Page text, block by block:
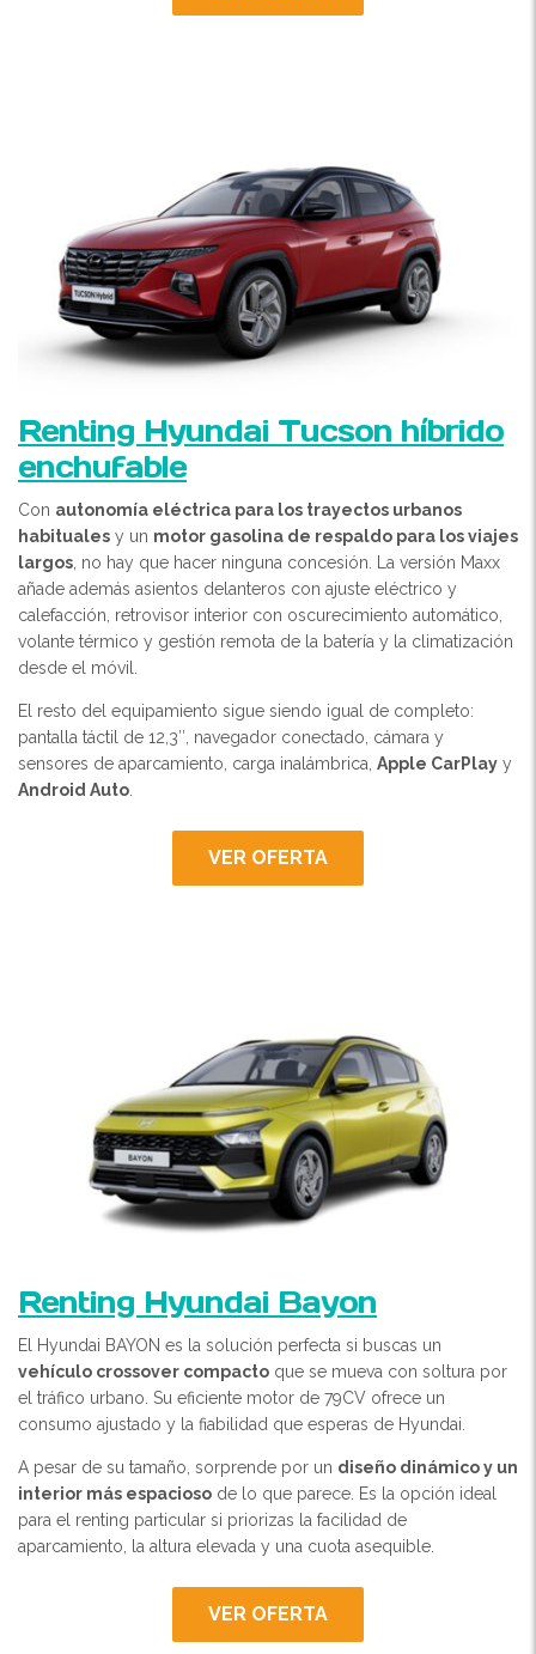
Renting Hyundai Tucson híbrido
enchufable
Con autonomía eléctrica para los trayectos urbanos
habituales y un motor gasolina de respaldo para los viajes
largos, no hay que hacer ninguna concesión. La versión Maxx
añade además asientos delanteros con ajuste eléctrico y
calefacción, retrovisor interior con oscurecimiento automático,
volante térmico y gestión remota de la batería y la climatización
desde el móvil.
El resto del equipamiento sigue siendo igual de completo:
pantalla táctil de 12,3″, navegador conectado, cámara y
sensores de aparcamiento, carga inalámbrica, Apple CarPlay y
Android Auto.
VER OFERTA
Renting Hyundai Bayon
El Hyundai BAYON es la solución perfecta si buscas un
vehículo crossover compacto que se mueva con soltura por
el tráfico urbano. Su eficiente motor de 79CV ofrece un
consumo ajustado y la fiabilidad que esperas de Hyundai.
A pesar de su tamaño, sorprende por un diseño dinámico y un
interior más espacioso de lo que parece. Es la opción ideal
para el renting particular si priorizas la facilidad de
aparcamiento, la altura elevada y una cuota asequible.
VER OFERTA